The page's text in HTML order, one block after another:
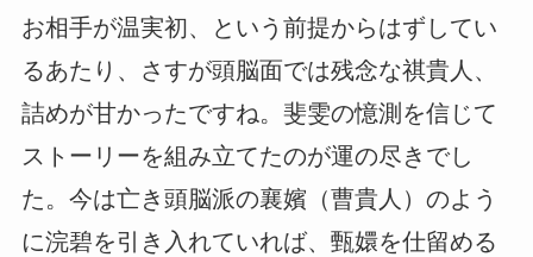
お相手が温実初、という前提からはずしてい
るあたり、さすが頭脳面では残念な祺貴人、
詰めが甘かったですね。斐雯の憶測を信じて
ストーリーを組み立てたのが運の尽きでし
た。今は亡き頭脳派の襄嬪（曹貴人）のよう
に浣碧を引き入れていれば、甄嬛を仕留める